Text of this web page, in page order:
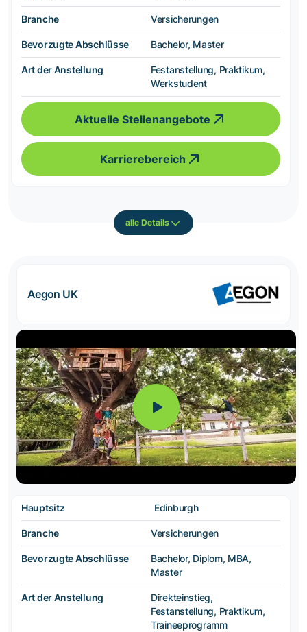
Branche Versicherungen
Bevorzugte Abschlüsse Bachelor, Master
Art der Anstellung
Festanstellung, Praktikum,
Werkstudent
Aktuelle Stellenangebote
Karrierebereich
alle Details
Aegon UK
Hauptsitz Edinburgh
Branche Versicherungen
Bevorzugte Abschlüsse
Bachelor, Diplom, MBA,
Master
Art der Anstellung
Direkteinstieg,
Festanstellung, Praktikum,
Traineeprogramm